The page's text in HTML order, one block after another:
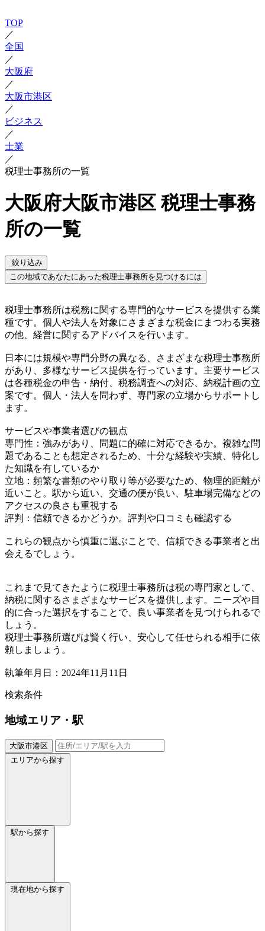
TOP
／
全国
／
大阪府
／
大阪市港区
／
ビジネス
／
士業
／
税理士事務所の一覧
大阪府大阪市港区 税理士事務
所の一覧
絞り込み
この地域であなたにあった税理士事務所を見つけるには
税理士事務所は税務に関する専門的なサービスを提供する業
種です。個人や法人を対象にさまざまな税金にまつわる実務
の他、経営に関するアドバイスを行います。
日本には規模や専門分野の異なる、さまざまな税理士事務所
があり、多様なサービス提供を行っています。主要サービス
は各種税金の申告・納付、税務調査への対応、納税計画の立
案です。個人・法人を問わず、専門家の立場からサポートし
ます。
サービスや事業者選びの観点
専門性：強みがあり、問題に的確に対応できるか。複雑な問
題であることも想定されるため、十分な経験や実績、特化し
た知識を有しているか
立地：頻繁な書類のやり取り等が必要なため、物理的距離が
近いこと。駅から近い、交通の便が良い、駐車場完備などの
アクセスの良さも重視する
評判：信頼できるかどうか。評判や口コミも確認する
これらの観点から慎重に選ぶことで、信頼できる事業者と出
会えるでしょう。
これまで見てきたように税理士事務所は税の専門家として、
納税に関するさまざまなサービスを提供します。ニーズや目
的に合った選択をすることで、良い事業者を見つけられるで
しょう。
税理士事務所選びは賢く行い、安心して任せられる相手に依
頼しましょう。
執筆年月日：2024年11月11日
検索条件
地域エリア・駅
大阪市港区
エリアから探す
駅から探す
現在地から探す